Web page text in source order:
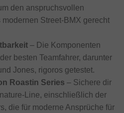
den anspruchsvollen
Street-BMX gerecht
– Die Komponenten
besten Teamfahrer, darunter
Jones, rigoros getestet.
Roastin Series – Sichere dir
Line, einschließlich der
die für moderne Ansprüche für